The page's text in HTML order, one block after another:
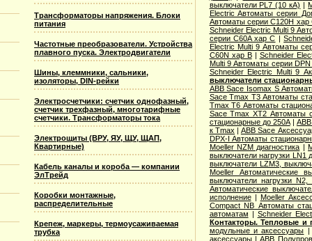
Трансформаторы напряжения. Блоки
питания
Частотные преобразователи. Устройства
плавного пуска. Электродвигатели
Шины, клеммники, сальники,
изоляторы, DIN-рейки
Электросчетчики: счетчик однофазный,
счетчик трехфазный, многотарифные
счетчики. Трансформаторы тока
Электрощиты (ВРУ, ЯУ, ЩУ, ЩАП,
Квартирные)
Кабель каналы и короба — компании
ЭлТрейд
Коробки монтажные,
распределительные
Крепеж, маркеры, термоусаживаемая
трубка
выключатели PL7 (10 кА) |
Electric Aвтоматы серии
Автоматы серии C120H хар
Schneider Electric Multi 9
серии C60A хар C |
Electric Multi 9 Автоматы
C60N хар B| Schneider
Multi 9 Автоматы серии
Schneider Electric Multi 9
выключатели
ABB Sace Isomax S
Sace Tmax T3 Автоматы
Tmax T6 Автоматы
Sace Tmax XT2 Автоматы
стационарные до 250А|
к Tmax | ABB Sace
DPX-I Автоматы
Moeller NZM диагностика |
выключатели нагрузки LN1
выключатели LZM3,
Moeller Автоматические
выключатели нагрузки
Автоматические
исполнение| Moeller
Compact NB Автоматы
автоматам | Schneider
Контакторы. Тепловые и
модульные и аксессуары
аксессуары|ABB